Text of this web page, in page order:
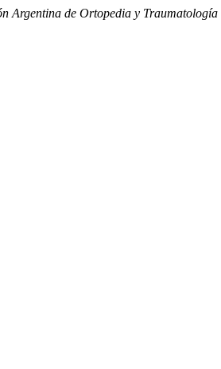
Argentina de Ortopedia y Traumatología